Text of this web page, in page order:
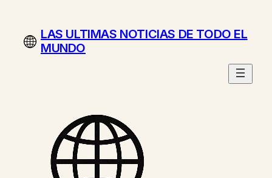
contenidoLAS ULTIMAS NOTICIAS DE TODO EL
MUNDO